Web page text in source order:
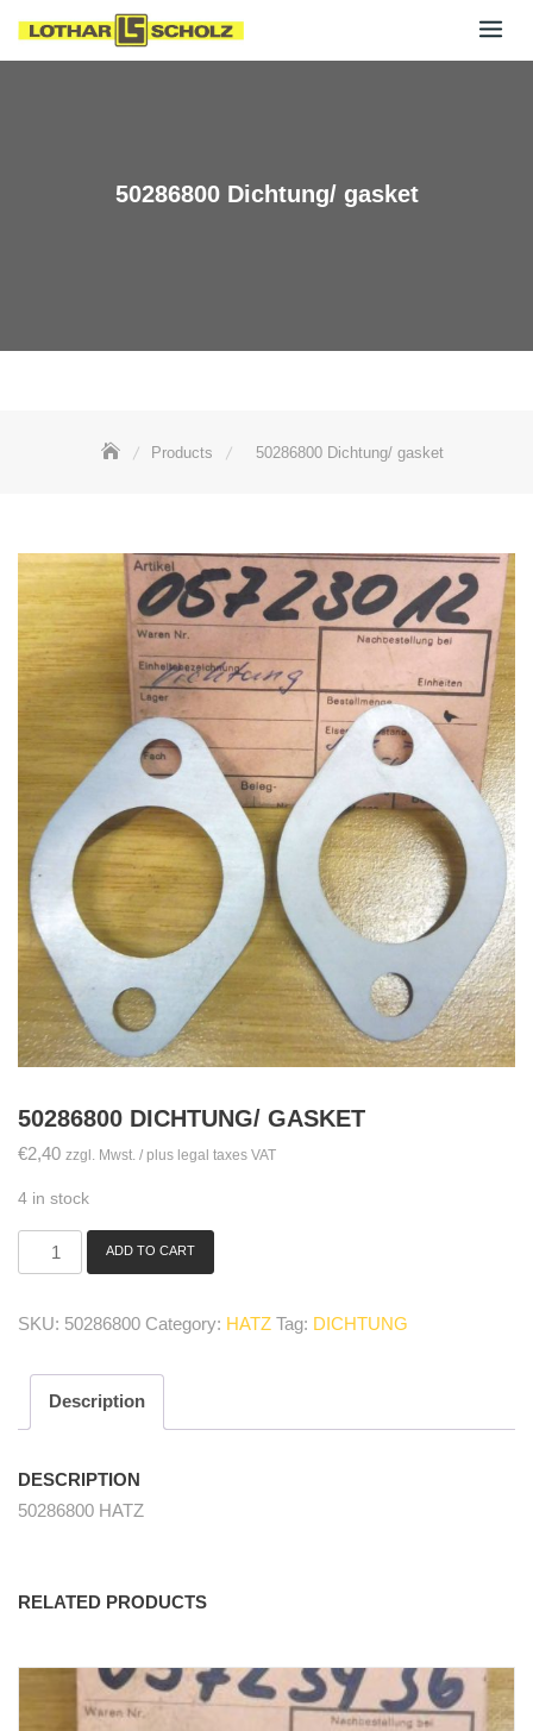
50286800 Dichtung/ gasket
Products 50286800 Dichtung/ gasket
50286800 DICHTUNG/ GASKET
€2,40 zzgl. Mwst. / plus legal taxes VAT
4 in stock
50286800
quantity
ADD TO CART
SKU: 50286800 Category: HATZ Tag: DICHTUNG
Description
DESCRIPTION
50286800 HATZ
RELATED PRODUCTS